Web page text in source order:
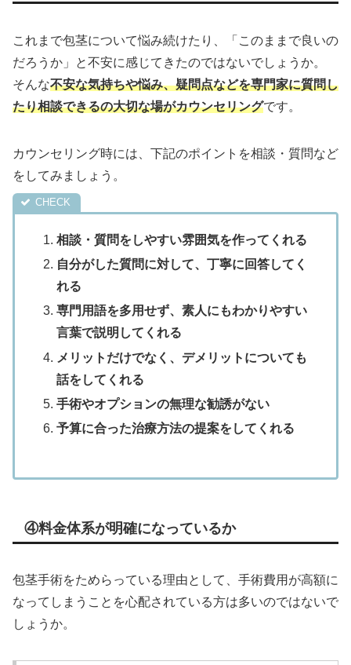
これまで包茎について悩み続けたり、「このままで良いの
だろうか」と不安に感じてきたのではないでしょうか。
そんな不安な気持ちや悩み、疑問点などを専門家に質問し
たり相談できるの大切な場がカウンセリングです。
カウンセリング時には、下記のポイントを相談・質問など
をしてみましょう。
相談・質問をしやすい雰囲気を作ってくれる
自分がした質問に対して、丁寧に回答してく
れる
専門用語を多用せず、素人にもわかりやすい
言葉で説明してくれる
メリットだけでなく、デメリットについても
話をしてくれる
手術やオプションの無理な勧誘がない
予算に合った治療方法の提案をしてくれる
④料金体系が明確になっているか
包茎手術をためらっている理由として、手術費用が高額に
なってしまうことを心配されている方は多いのではないで
しょうか。